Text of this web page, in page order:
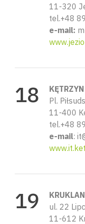
11-320
tel.+48
e-mail:
KĘTRZYN
Pl.
11-400
tel.+48
e-mail:
ul. 22
11-612